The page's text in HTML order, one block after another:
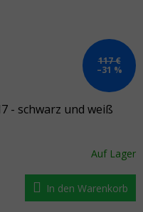
117 €
–31 %
- schwarz und weiß
Auf Lager
In den Warenkorb